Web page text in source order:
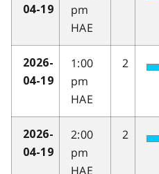
04-19
pm
HAE
2026-
04-19
1:00
pm
HAE
2
2026-
04-19
2:00
pm
HAE
2